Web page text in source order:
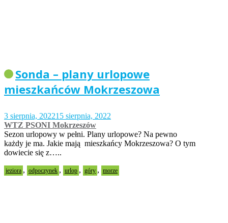
Sonda – plany urlopowe
mieszkańców Mokrzeszowa
3 sierpnia, 202215 sierpnia, 2022
WTZ PSONI Mokrzeszów
Sezon urlopowy w pełni. Plany urlopowe? Na pewno
każdy je ma. Jakie mają mieszkańcy Mokrzeszowa? O tym
dowiecie się z…..
jeziora , odpoczynek , urlop , góry , morze